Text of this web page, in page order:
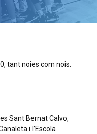
tant noies com nois.
Sant Bernat Calvo,
i l’Escola